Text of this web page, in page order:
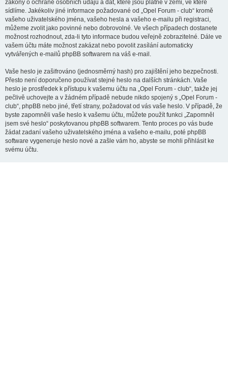
zákony o ochraně osobních údajů a dat, které jsou platné v zemi, ve které
sídlíme. Jakékoliv jiné informace požadované od „Opel Forum - club“ kromě
vašeho uživatelského jména, vašeho hesla a vašeho e-mailu při registraci,
můžeme zvolit jako povinné nebo dobrovolné. Ve všech případech dostanete
možnost rozhodnout, zda-li tyto informace budou veřejně zobrazitelné. Dále ve
vašem účtu máte možnost zakázat nebo povolit zasílání automaticky
vytvářených e-mailů phpBB softwarem na váš e-mail.
Vaše heslo je zašifrováno (jednosměrný hash) pro zajištění jeho bezpečnosti.
Přesto není doporučeno používat stejné heslo na dalších stránkách. Vaše
heslo je prostředek k přístupu k vašemu účtu na „Opel Forum - club“, takže jej
pečlivě uchovejte a v žádném případě nebude nikdo spojený s „Opel Forum -
club“, phpBB nebo jiné, třetí strany, požadovat od vás vaše heslo. V případě, že
byste zapomněli vaše heslo k vašemu účtu, můžete použít funkci „Zapomněl
jsem své heslo“ poskytovanou phpBB softwarem. Tento proces po vás bude
žádat zadaní vašeho uživatelského jména a vašeho e-mailu, poté phpBB
software vygeneruje heslo nové a zašle vám ho, abyste se mohli přihlásit ke
svému účtu.